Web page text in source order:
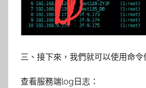
三、接下來，我們就可以使用命令
查看服務端log日志：